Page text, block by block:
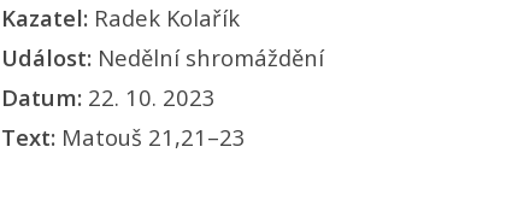
Kazatel: Radek Kolařík
Událost: Nedělní shromáždění
Datum: 22. 10. 2023
Text: Matouš 21,21–23